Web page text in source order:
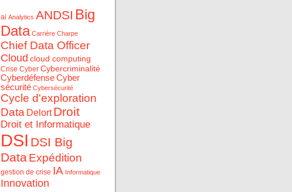
ai Analytics ANDSI Big
Data Carrière Charpe
Chief Data Officer
Cloud cloud computing
Crise Cyber Cybercriminalité
CyberdéfenseCyber
sécurité Cybersécurité
Cycle d'exploration
Data Delort Droit
Droit et Informatique
DSI DSI Big
DataExpédition
gestion de crise IA Informatique
Innovation